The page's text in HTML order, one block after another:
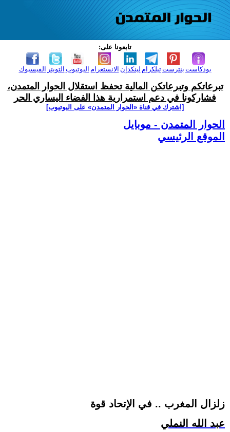
تابعونا على:
الفيسبوك التويتر اليوتيوب الانستغرام لينكدإن تيلكرامبنترست بودكاست
تبرعاتكم وتبرعاتكن المالية تحفظ استقلال الحوار المتمدن،
فشاركونا في دعم استمرارية هذا الفضاء اليساري الحر
[اشترك في قناة ‫«الحوار المتمدن» على اليوتيوب]
الحوار المتمدن - موبايل
الموقع الرئيسي
زلزال المغرب .. في الإتحاد قوة
عبد الله النملي